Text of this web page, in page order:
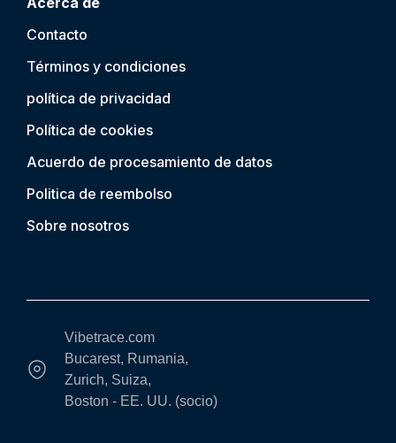
Contacto
Términos y condiciones
política de privacidad
Política de cookies
Acuerdo de procesamiento de datos
Politica de reembolso
Sobre nosotros
Vibetrace.com
Bucarest, Rumania,
Zurich, Suiza,
Boston - EE. UU. (socio)